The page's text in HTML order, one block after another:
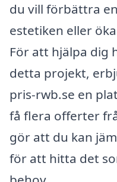
du vill förbättra
estetiken eller
För att hjälpa
detta projekt,
pris-rwb.se en
få flera offerter
gör att du kan
för att hitta det